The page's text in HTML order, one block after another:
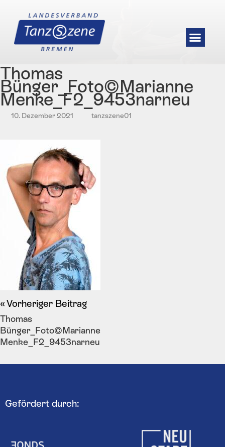
Thomas
Bünger_Foto©Marianne
Menke_F2_9453narneu
10. Dezember 2021 tanzszene01
Vorheriger Beitrag
Thomas
Bünger_Foto©Marianne
Menke_F2_9453narneu
Gefördert durch: